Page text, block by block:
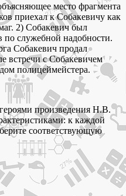
место фрагмента
приехал к Собакевичу как
2) Собакевич был
служебной надобности.
Собакевич продал
встречи с Собакевичем
полицеймейстера.
произведения Н.В.
к каждой
соответствующую